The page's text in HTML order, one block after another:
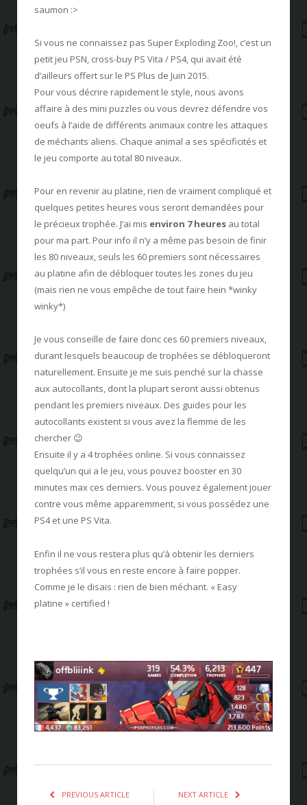
saumon :>
Si vous ne connaissez pas Super Exploding Zoo!, c’est un
petit jeu PSN, cross-buy PS Vita / PS4, qui avait été
d’ailleurs offert sur le PS Plus de Juin 2015.
Pour vous décrire rapidement le style, nous avons
affaire à des mini puzzles ou vous devrez défendre vos
oeufs à l’aide de différents animaux contre les attaques
de méchants aliens. Chaque animal a ses spécificités et
le jeu comporte au total 80 niveaux.
Pour en revenir au platine, rien de vraiment compliqué et
quelques petites heures vous seront demandées pour
le précieux trophée. J’ai mis environ 7 heures au total
pour ma part. Pour info il n’y a même pas besoin de finir
les 80 niveaux, seuls les 60 premiers sont nécessaires
au platine afin de débloquer toutes les zones du jeu
(mais rien ne vous empêche de tout faire hein *winky
winky*)
Je vous conseille de faire donc ces 60 premiers niveaux,
durant lesquels beaucoup de trophées se débloqueront
naturellement. Ensuite je me suis penché sur la chasse
aux autocollants, dont la plupart seront aussi obtenus
pendant les premiers niveaux. Des guides pour les
autocollants existent si vous avez la flemme de les
chercher 😉
Ensuite il y a 4 trophées online. Si vous connaissez
quelqu’un qui a le jeu, vous pouvez booster en 30
minutes max ces derniers. Vous pouvez également jouer
contre vous même apparemment, si vous possédez une
PS4 et une PS Vita.
Enfin il ne vous restera plus qu’à obtenir les derniers
trophées s’il vous en reste encore à faire popper.
Comme je le disais : rien de bien méchant. « Easy
platine » certified !
PREVIOUS ARTICLE NEXT ARTICLE